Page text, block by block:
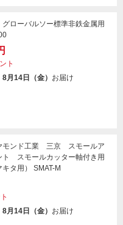
ローバルソー標準非鉄金属用
ト
月14日（金） お届け
モンド工業 三京 スモールア
ト スモールカッター軸付き用
タ用） SMAT-M
月14日（金） お届け